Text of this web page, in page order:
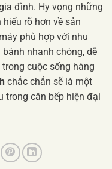
đình. Hy vọng những
rõ hơn về sản
phù hợp với nhu
nhanh chóng, dễ
cuộc sống hàng
chắc chắn sẽ là một
trong căn bếp hiện đại